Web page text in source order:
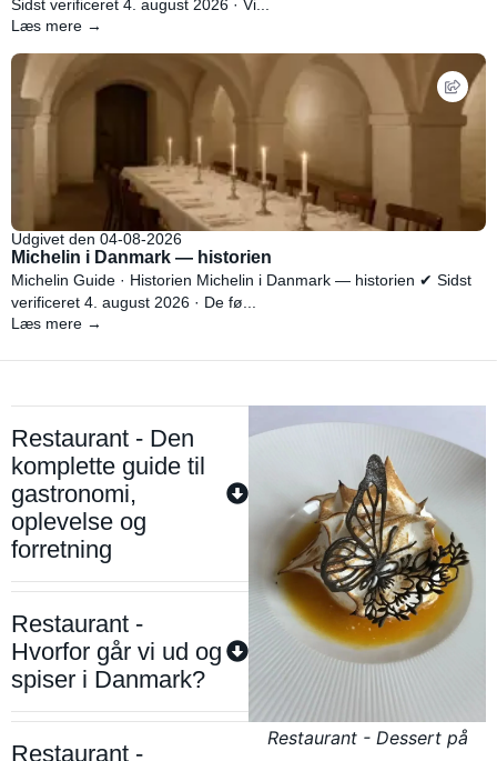
Sidst verificeret 4. august 2026 · Vi...
Læs mere →
Udgivet den 04-08-2026
Michelin i Danmark — historien
Michelin Guide · Historien Michelin i Danmark — historien ✔ Sidst
verificeret 4. august 2026 · De fø...
Læs mere →
Restaurant - Den
komplette guide til
gastronomi,
oplevelse og
forretning
Restaurant -
Hvorfor går vi ud og
spiser i Danmark?
Restaurant -
Restaurant - Dessert på